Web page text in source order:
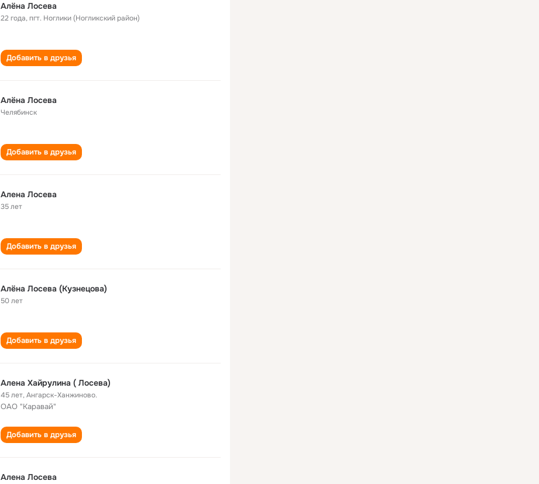
Алёна Лосева
22 года,пгт. Ноглики (Ногликский район)
Добавить в друзья
Алёна Лосева
Челябинск
Добавить в друзья
Алена Лосева
35 лет
Добавить в друзья
Алёна Лосева (Кузнецова)
50 лет
Добавить в друзья
Алена Хайрулина ( Лосева)
45 лет,Ангарск-Ханжиново.
ОАО "Каравай"
Добавить в друзья
Алена Лосева